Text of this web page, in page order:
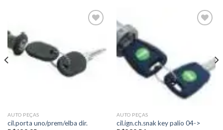
AUTO PEÇAS
cil.porta uno/prem/elba dir.
AUTO PEÇAS
cil.ign.ch.snak key palio 04->